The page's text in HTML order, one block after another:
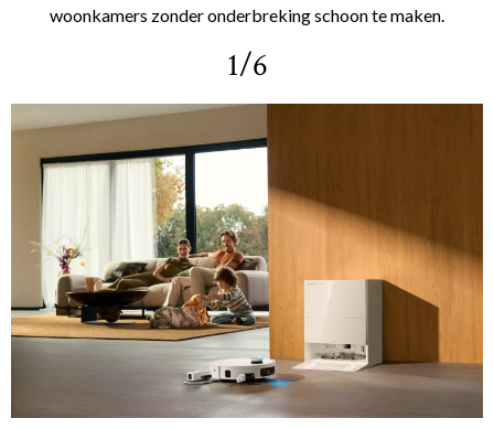
woonkamers zonder onderbreking schoon te maken.
1/6